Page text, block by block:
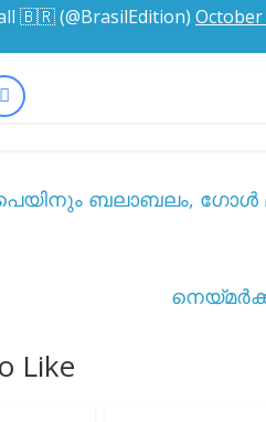
🇧🇷 (@BrasilEdition) October
ബലാബലം, ഗോൾ
Like